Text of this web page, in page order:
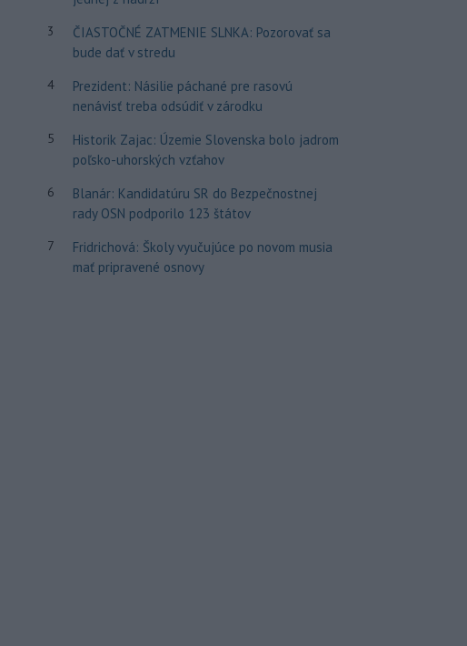
3
ČIASTOČNÉ ZATMENIE SLNKA: Pozorovať sa
bude dať v stredu
4
Prezident: Násilie páchané pre rasovú
nenávisť treba odsúdiť v zárodku
5
Historik Zajac: Územie Slovenska bolo jadrom
poľsko-uhorských vzťahov
6
Blanár: Kandidatúru SR do Bezpečnostnej
rady OSN podporilo 123 štátov
7
Fridrichová: Školy vyučujúce po novom musia
mať pripravené osnovy